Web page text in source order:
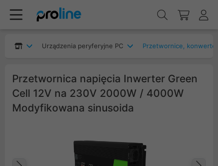
Urządzenia peryferyjne PC Przetwornice,
Przetwornica napięcia Inwerter Green
Cell 12V na 230V 2000W / 4000W
Modyfikowana sinusoida